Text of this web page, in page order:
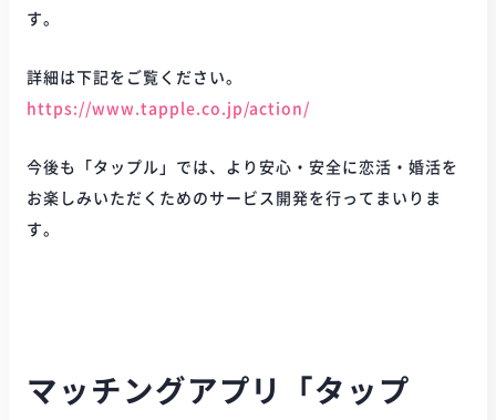
す。
詳細は下記をご覧ください。
https://www.tapple.co.jp/action/
今後も「タップル」では、より安心・安全に恋活・婚活を
お楽しみいただくためのサービス開発を行ってまいりま
す。
マッチングアプリ「タップ